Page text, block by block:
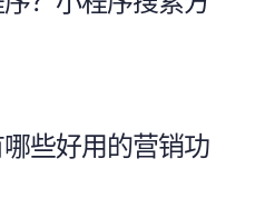
些好用的营销功